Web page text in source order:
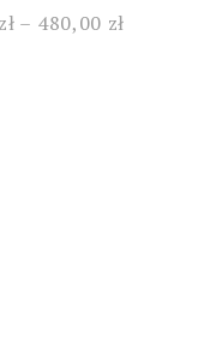
zł – 480,00 zł